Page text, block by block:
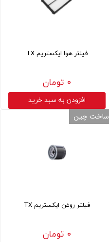
فیلتر هوا ایکستریم TX
۰ تومان
افزودن به سبد خرید
فیلتر روغن ایکستریم TX
۰ تومان
ساخت چین